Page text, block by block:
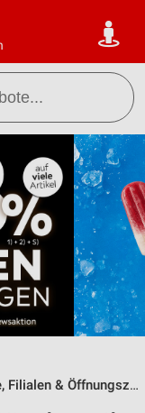
& Öffnungszeiten